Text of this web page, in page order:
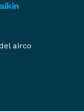
airco